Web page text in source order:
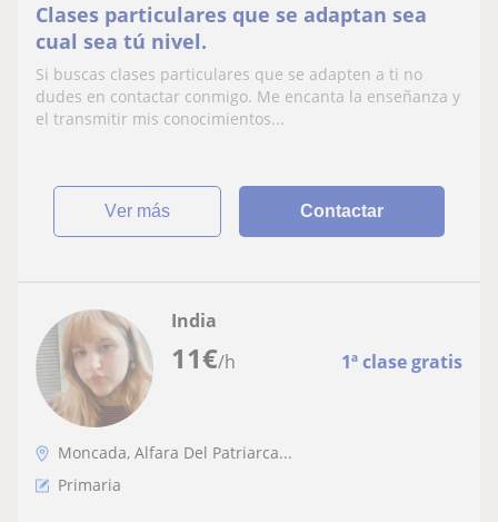
Clases particulares que se adaptan sea
cual sea tú nivel.
Si buscas clases particulares que se adapten a ti no
dudes en contactar conmigo. Me encanta la enseñanza y
el transmitir mis conocimientos...
ver más Contactar
11€/h 1ª clase gratis
India
Moncada, Alfara Del Patriarca...
Primaria